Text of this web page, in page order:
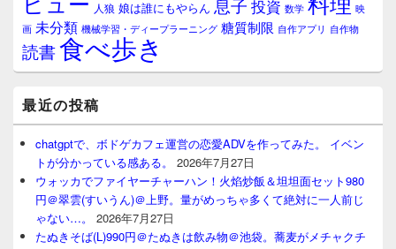
人狼 娘は誰にもやらん 息子 投資 数学
映
画 未分類 機械学習・ディープラーニング 糖質制限 自作アプリ 自作物
読書食べ歩き
最近の投稿
chatgptで、ボドゲカフェ運営の恋愛ADVを作ってみた。 イベン
トが分かっている感ある。
2026年7月27日
ウォッカでファイヤーチャーハン！火焰炒飯＆坦坦面セット980
円＠翠雲(すいうん)＠上野。量がめっちゃ多くて絶対に一人前じ
ゃない…。
2026年7月27日
たぬきそば(L)990円＠たぬきは飲み物＠池袋。蕎麦がメチャクチ